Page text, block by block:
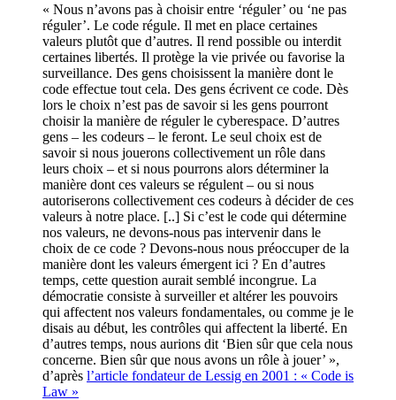
« Nous n’avons pas à choisir entre ‘réguler’ ou ‘ne pas
réguler’. Le code régule. Il met en place certaines
valeurs plutôt que d’autres. Il rend possible ou interdit
certaines libertés. Il protège la vie privée ou favorise la
surveillance. Des gens choisissent la manière dont le
code effectue tout cela. Des gens écrivent ce code. Dès
lors le choix n’est pas de savoir si les gens pourront
choisir la manière de réguler le cyberespace. D’autres
gens – les codeurs – le feront. Le seul choix est de
savoir si nous jouerons collectivement un rôle dans
leurs choix – et si nous pourrons alors déterminer la
manière dont ces valeurs se régulent – ou si nous
autoriserons collectivement ces codeurs à décider de ces
valeurs à notre place. [..] Si c’est le code qui détermine
nos valeurs, ne devons-nous pas intervenir dans le
choix de ce code ? Devons-nous nous préoccuper de la
manière dont les valeurs émergent ici ? En d’autres
temps, cette question aurait semblé incongrue. La
démocratie consiste à surveiller et altérer les pouvoirs
qui affectent nos valeurs fondamentales, ou comme je le
disais au début, les contrôles qui affectent la liberté. En
d’autres temps, nous aurions dit ‘Bien sûr que cela nous
concerne. Bien sûr que nous avons un rôle à jouer’ »,
d’après l’article fondateur de Lessig en 2001 : « Code is
Law »